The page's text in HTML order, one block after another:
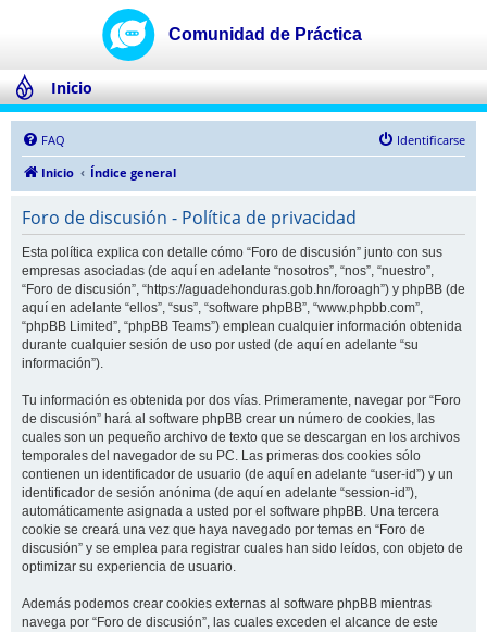
Inicio
FAQ
Identificarse
Inicio
Índice general
Foro de discusión - Política de privacidad
Esta política explica con detalle cómo “Foro de discusión” junto con sus
empresas asociadas (de aquí en adelante “nosotros”, “nos”, “nuestro”,
“Foro de discusión”, “https://aguadehonduras.gob.hn/foroagh”) y phpBB (de
aquí en adelante “ellos”, “sus”, “software phpBB”, “www.phpbb.com”,
“phpBB Limited”, “phpBB Teams”) emplean cualquier información obtenida
durante cualquier sesión de uso por usted (de aquí en adelante “su
información”).
Tu información es obtenida por dos vías. Primeramente, navegar por “Foro
de discusión” hará al software phpBB crear un número de cookies, las
cuales son un pequeño archivo de texto que se descargan en los archivos
temporales del navegador de su PC. Las primeras dos cookies sólo
contienen un identificador de usuario (de aquí en adelante “user-id”) y un
identificador de sesión anónima (de aquí en adelante “session-id”),
automáticamente asignada a usted por el software phpBB. Una tercera
cookie se creará una vez que haya navegado por temas en “Foro de
discusión” y se emplea para registrar cuales han sido leídos, con objeto de
optimizar su experiencia de usuario.
Además podemos crear cookies externas al software phpBB mientras
navega por “Foro de discusión”, las cuales exceden el alcance de este